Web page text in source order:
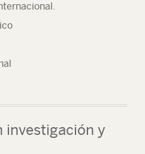
investigación y